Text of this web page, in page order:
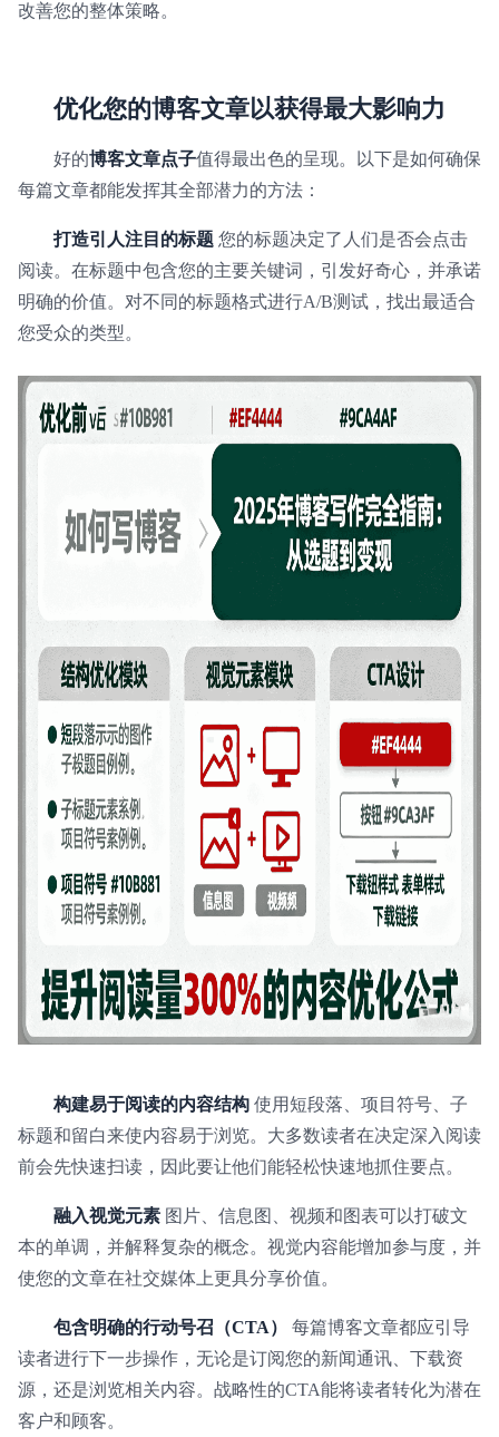
改善您的整体策略。
优化您的博客文章以获得最大影响力
好的博客文章点子值得最出色的呈现。以下是如何确保
每篇文章都能发挥其全部潜力的方法：
打造引人注目的标题 您的标题决定了人们是否会点击
阅读。在标题中包含您的主要关键词，引发好奇心，并承诺
明确的价值。对不同的标题格式进行A/B测试，找出最适合
您受众的类型。
构建易于阅读的内容结构 使用短段落、项目符号、子
标题和留白来使内容易于浏览。大多数读者在决定深入阅读
前会先快速扫读，因此要让他们能轻松快速地抓住要点。
融入视觉元素 图片、信息图、视频和图表可以打破文
本的单调，并解释复杂的概念。视觉内容能增加参与度，并
使您的文章在社交媒体上更具分享价值。
包含明确的行动号召（CTA）
每篇博客文章都应引导
读者进行下一步操作，无论是订阅您的新闻通讯、下载资
源，还是浏览相关内容。战略性的CTA能将读者转化为潜在
客户和顾客。